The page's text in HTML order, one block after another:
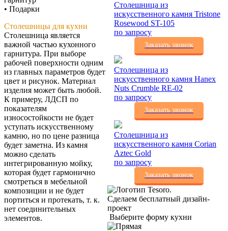
• Подарки
Столешницы для кухни
Столешница является
важной частью кухонного
гарнитура. При выборе
рабочей поверхности одним
из главных параметров будет
цвет и рисунок. Материал
изделия может быть любой.
К примеру, ЛДСП по
показателям
износостойкости не будет
уступать искусственному
камню, но по цене разница
будет заметна. Из камня
можно сделать
интегрированную мойку,
которая будет гармонично
смотреться в мебельной
композиции и не будет
портиться и протекать, т. к.
нет соединительных
элементов.
Столешница из
искусственного камня Tristone
Rosewood ST-105
по запросу
Заказать звонок
Столешница из
искусственного камня Hanex
Nuts Crumble RE-02
по запросу
Заказать звонок
Столешница из
искусственного камня Corian
Aztec Gold
по запросу
Заказать звонок
Сделаем бесплатный дизайн-
проект
Выберите форму кухни